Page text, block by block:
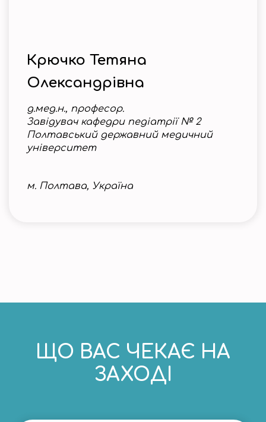
Крючко Тетяна
Олександрівна
д.мед.н., професор.
Завідувач кафедри педіатрії № 2
Полтавський державний медичний
університет
м. Полтава, Україна
ЩО ВАС ЧЕКАЄ НА
ЗАХОДІ